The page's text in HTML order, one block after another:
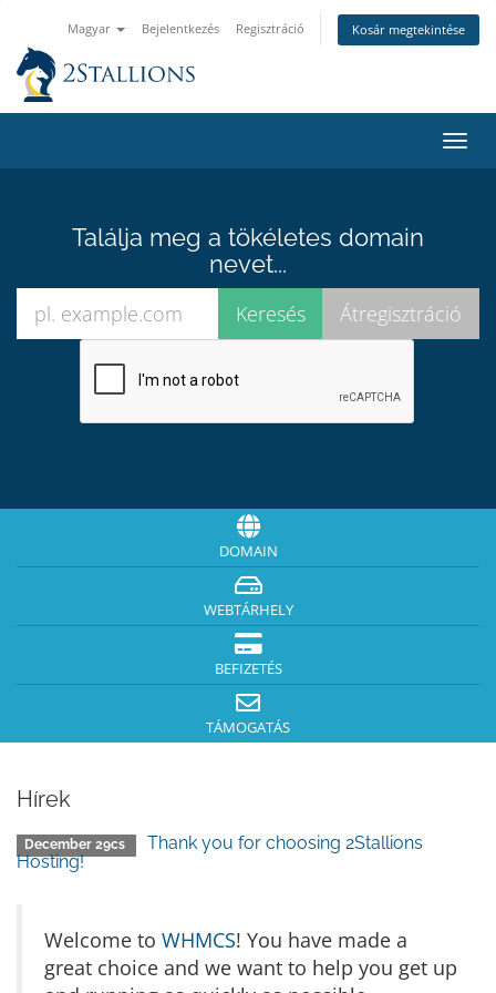
Magyar Bejelentkezés Regisztráció Kosár megtekintése
a
Találja meg a tökéletes domain
nevet...
DOMAIN
WEBTÁRHELY
BEFIZETÉS
TÁMOGATÁS
Hírek
December 29cs
Thank you for choosing 2Stallions
Hosting!
Welcome to WHMCS! You have made a
great choice and we want to help you get up